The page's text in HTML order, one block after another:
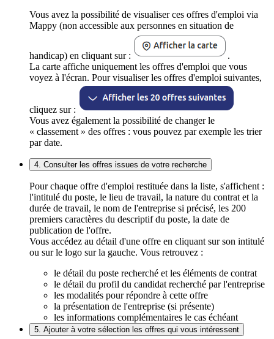
Vous avez la possibilité de visualiser ces offres d'emploi via
Mappy (non accessible aux personnes en situation de
handicap) en cliquant sur :
.
La carte affiche uniquement les offres d'emploi que vous
voyez à l'écran. Pour visualiser les offres d'emploi suivantes,
cliquez sur :
Vous avez également la possibilité de changer le
« classement » des offres : vous pouvez par exemple les trier
par date.
4. Consulter les offres issues de votre recherche
Pour chaque offre d'emploi restituée dans la liste, s'affichent :
l'intitulé du poste, le lieu de travail, la nature du contrat et la
durée de travail, le nom de l'entreprise si précisé, les 200
premiers caractères du descriptif du poste, la date de
publication de l'offre.
Vous accédez au détail d'une offre en cliquant sur son intitulé
ou sur le logo sur la gauche. Vous retrouvez :
le détail du poste recherché et les éléments de contrat
le détail du profil du candidat recherché par l'entreprise
les modalités pour répondre à cette offre
la présentation de l'entreprise (si présente)
les informations complémentaires le cas échéant
5. Ajouter à votre sélection les offres qui vous intéressent